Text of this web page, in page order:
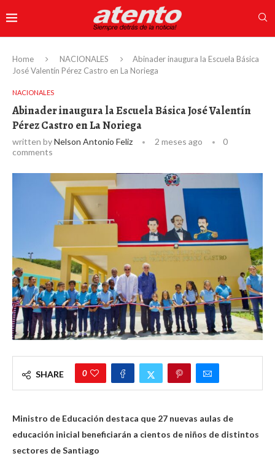
Home NACIONALES
Abinader inaugura la Escuela Básica
José Valentín Pérez Castro en La Noriega
NACIONALES
Abinader inaugura la Escuela Básica José Valentín
Pérez Castro en La Noriega
written byNelson Antonio Feliz 2 meses ago
0
comments
SHARE 0
Ministro de Educación destaca que 27 nuevas aulas de
educación inicial beneficiarán a cientos de niños de distintos
sectores de Santiago